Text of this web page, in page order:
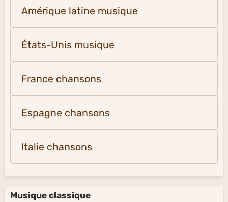
Amérique latine musique
États-Unis musique
France chansons
Espagne chansons
Italie chansons
Musique classique